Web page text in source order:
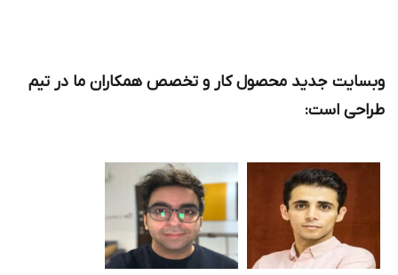
وبسایت جدید محصول کار و تخصص همکاران ما در تیم
طراحی است: